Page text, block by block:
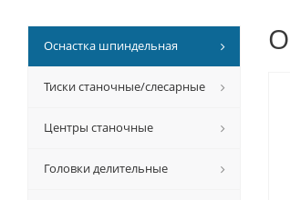
Оснастка шпиндельная
Тиски станочные/слесарные
Центры станочные
Головки делительные